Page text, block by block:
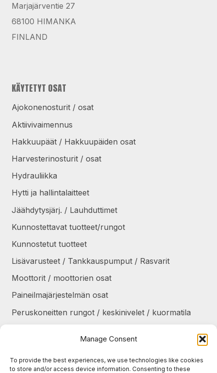
Manage Consent
To provide the best experiences, we use technologies like cookies
to store and/or access device information. Consenting to these
Marjajärventie 27
68100 HIMANKA
FINLAND
KÄYTETYT OSAT
Ajokonenosturit / osat
Aktiivivaimennus
Hakkuupäät / Hakkuupäiden osat
Harvesterinosturit / osat
Hydrauliikka
Hytti ja hallintalaitteet
Jäähdytysjärj. / Lauhduttimet
Kunnostettavat tuotteet/rungot
Kunnostetut tuotteet
Lisävarusteet / Tankkauspumput / Rasvarit
Moottorit / moottorien osat
Paineilmajärjestelmän osat
Peruskoneitten rungot / keskinivelet / kuormatila
Suojapellit / panssarit / portaat